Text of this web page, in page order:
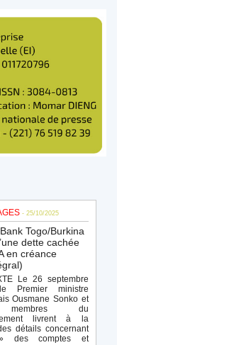
- 25/10/2025
Togo/Burkina
dette cachée
en créance
Le 26 septembre
Premier ministre
Ousmane Sonko et
du
livrent à la
détails concernant
des comptes et